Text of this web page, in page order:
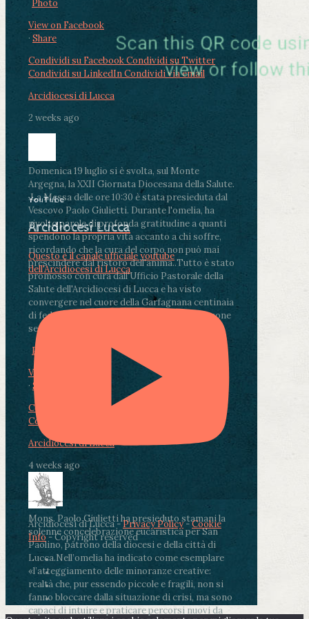
Photo
View on Facebook
· Share
Condividi su FacebookCondividi su Twitter
Condividi su LinkedInCondividi via email
Arcidiocesi di Lucca
2 weeks ago
Domenica 19 luglio si è svolta, sul Monte
Argegna, la XXII Giornata Diocesana della Salute.
.La Messa delle ore 10:30 è stata presieduta dal
Vescovo Paolo Giulietti. Durante l'omelia, ha
rivolto parole di profonda gratitudine a quanti
spendono la propria vita accanto a chi soffre,
ricordando che la cura del corpo non può mai
prescindere dal ristoro dell'anima..Tutto è stato
promosso con cura dall'Ufficio Pastorale della
Salute dell'Arcidiocesi di Lucca e ha visto
convergere nel cuore della Garfagnana centinaia
di fedeli, operatori sanitari, volontari e persone
segnate dalla malattia.
Photo
View on Facebook
· Share
Condividi su Facebook
Condividi su LinkedIn
Arcidiocesi di Lucca
4 weeks ago
Mons. Paolo Giulietti ha presieduto stamani la
solenne concelebrazione eucaristica per San
Paolino, patrono della diocesi e della città di
Lucca.Nell’omelia ha indicato come esemplare
«l’atteggiamento delle minoranze creative:
realtà che, pur essendo piccole e fragili, non si
fanno bloccare dalla situazione di crisi, ma sono
capaci di intuire e praticare percorsi nuovi da
YouTube
Arcidiocesi Lucca
Questo è il canale ufficiale youtube
dell'Arcidiocesi di Lucca
Arcidiocesi di Lucca -Privacy Policy-Cookie
Info- Copyright reserved